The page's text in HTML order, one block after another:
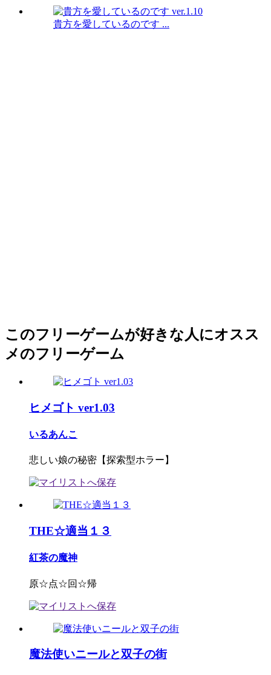
貴方を愛しているのです ...
このフリーゲームが好きな人にオスス
メのフリーゲーム
ヒメゴト ver1.03
いるあんこ
悲しい娘の秘密【探索型ホラー】
THE☆適当１３
紅茶の魔神
原☆点☆回☆帰
魔法使いニールと双子の街